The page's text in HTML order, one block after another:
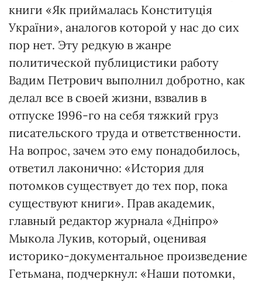
книги «Як приймалась Конституція
України», аналогов которой у нас до сих
пор нет. Эту редкую в жанре
политической публицистики работу
Вадим Петрович выполнил добротно, как
делал все в своей жизни, взвалив в
отпуске 1996-го на себя тяжкий груз
писательского труда и ответственности.
На вопрос, зачем это ему понадобилось,
ответил лаконично: «История для
потомков существует до тех пор, пока
существуют книги». Прав академик,
главный редактор журнала «Дніпро»
Мыкола Лукив, который, оценивая
историко-документальное произведение
Гетьмана, подчеркнул: «Наши потомки,